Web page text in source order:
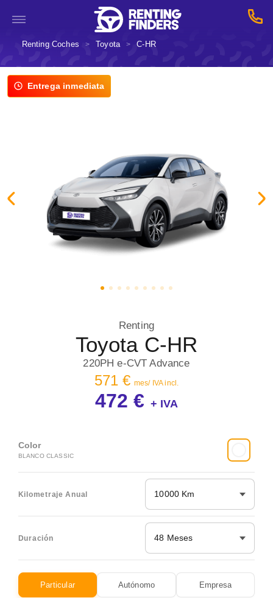
Renting Coches > Toyota > C-HR
Entrega inmediata
Renting
Toyota C-HR
220PH e-CVT Advance
571 € mes/ IVA incl.
472 € + IVA
Color
BLANCO CLASSIC
Kilometraje Anual 10000 Km
Duración 48 Meses
Particular Autónomo Empresa